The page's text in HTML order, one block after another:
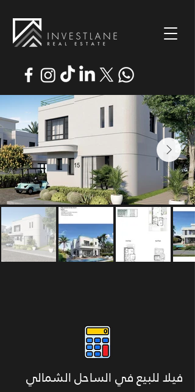
فيلا للبيع في الساحل الشمالي